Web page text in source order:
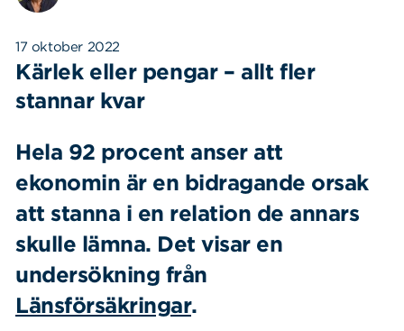
17 oktober 2022
Kärlek eller pengar – allt fler
stannar kvar
Hela 92 procent anser att
ekonomin är en bidragande orsak
att stanna i en relation de annars
skulle lämna. Det visar en
undersökning från
Länsförsäkringar.